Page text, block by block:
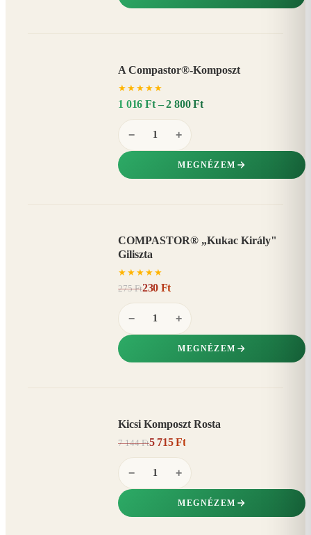
A Compastor®-Komposzt
★ ★ ★ ★ ★
1 016 Ft – 2 800 Ft
− +
MEGNÉZEM
COMPASTOR® „Kukac Király"
Giliszta
★ ★ ★ ★ ★
275 Ft230 Ft
− +
MEGNÉZEM
Kicsi Komposzt Rosta
7 144 Ft5 715 Ft
− +
MEGNÉZEM